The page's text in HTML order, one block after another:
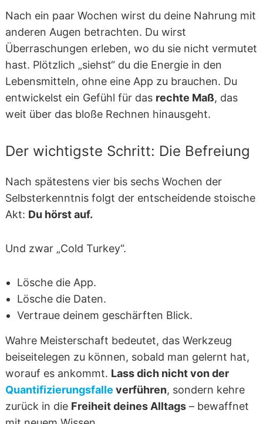
Nach ein paar Wochen wirst du deine Nahrung mit
anderen Augen betrachten. Du wirst
Überraschungen erleben, wo du sie nicht vermutet
hast. Plötzlich „siehst“ du die Energie in den
Lebensmitteln, ohne eine App zu brauchen. Du
entwickelst ein Gefühl für das rechte Maß, das
weit über das bloße Rechnen hinausgeht.
Der wichtigste Schritt: Die Befreiung
Nach spätestens vier bis sechs Wochen der
Selbsterkenntnis folgt der entscheidende stoische
Akt: Du hörst auf.
Und zwar „Cold Turkey“.
Lösche die App.
Lösche die Daten.
Vertraue deinem geschärften Blick.
Wahre Meisterschaft bedeutet, das Werkzeug
beiseitelegen zu können, sobald man gelernt hat,
worauf es ankommt. Lass dich nicht von der
Quantifizierungsfalle verführen, sondern kehre
zurück in die Freiheit deines Alltags– bewaffnet